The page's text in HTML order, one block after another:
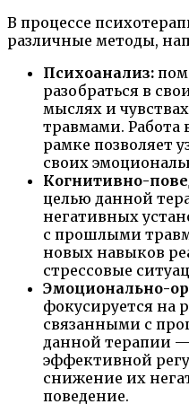
В процессе
различные методы,
Психоанализ:
разобраться в
мыслях и
травмами. Работа
рамке позволяет
своих
Когнитивно-
целью данной
негативных
с прошлыми
новых навыков
стрессовые
Эмоционально-
фокусируется на
связанными с
данной терапии —
эффективной
снижение их
поведение.